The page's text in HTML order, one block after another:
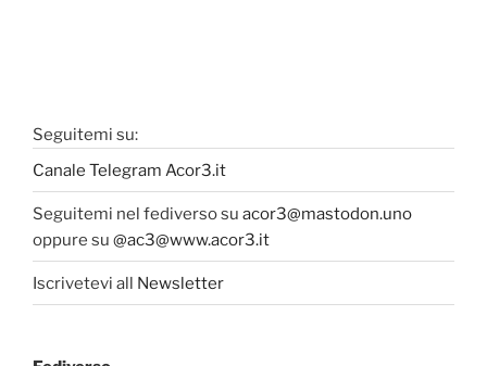
Seguitemi su:
Canale Telegram Acor3.it
Seguitemi nel fediverso su acor3@mastodon.uno
oppure su @ac3@www.acor3.it
Iscrivetevi all Newsletter